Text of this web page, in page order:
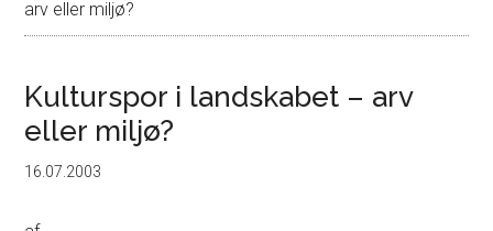
arv eller miljø?
Kulturspor i landskabet – arv
eller miljø?
16.07.2003